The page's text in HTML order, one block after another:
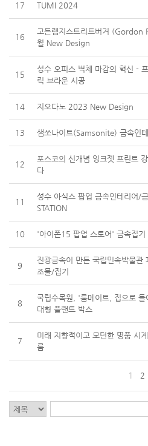
17 TUMI 2024
16
고든램지스트리트버거
월 New Design
15
성수 오피스 벽체 마감의 혁신 -
릭 브라운 시공
14 지오다노 2023 New Design
13 샘쏘나이트(Samsonite) 금속인
12
포스코의 신개념 잉크젯 프린트
다
11
성수 아식스 팝업 금속인테리어/
STATION
10 '아이폰15 팝업 스토어' 금속집기
9
진광금속이 만든 국립민속박물
조물/집기
8
국립수목원, '룸메이트, 집으로 들
대형 플랜트 박스
7
미래 지향적이고 모던한 명품 시
룸
1 2